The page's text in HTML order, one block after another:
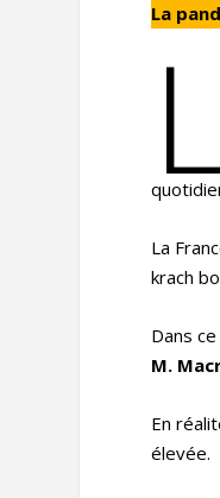
La
La
krach
Dans
M.
En
élevée.